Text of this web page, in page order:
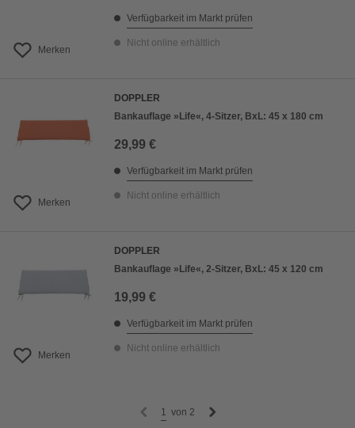
Merken
Verfügbarkeit im Markt prüfen
Nicht online erhältlich
Merken
DOPPLER
Bankauflage »Life«, 4-Sitzer, BxL: 45 x 180 cm
29,99 €
Verfügbarkeit im Markt prüfen
Nicht online erhältlich
Merken
DOPPLER
Bankauflage »Life«, 2-Sitzer, BxL: 45 x 120 cm
19,99 €
Verfügbarkeit im Markt prüfen
Nicht online erhältlich
1 von 2